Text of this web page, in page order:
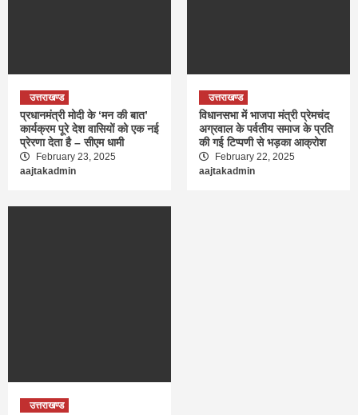
उत्तराखण्ड
प्रधानमंत्री मोदी के ‘मन की बात’
कार्यक्रम पूरे देश वासियों को एक नई
प्रेरणा देता है – सीएम धामी
February 23, 2025
aajtakadmin
उत्तराखण्ड
विधानसभा में भाजपा मंत्री प्रेमचंद
अग्रवाल के पर्वतीय समाज के प्रति
की गई टिप्पणी से भड़का आक्रोश
February 22, 2025
aajtakadmin
उत्तराखण्ड